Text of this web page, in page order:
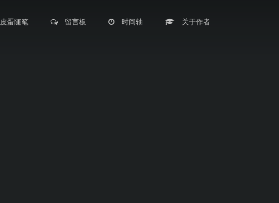
皮蛋随笔 留言板 时间轴 关于作者